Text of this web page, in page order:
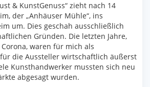
& KunstGenuss“ zieht nach 14
der „Anhäuser Mühle“, ins
um. Dies geschah ausschließlich
Gründen. Die letzten Jahre,
waren für mich als
die Aussteller wirtschaftlich äußerst
Kunsthandwerker mussten sich neu
abgesagt wurden.